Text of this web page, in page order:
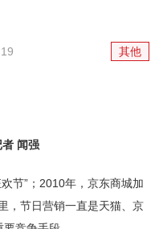
其他
闻强
节”；2010年，京东商城加
，节日营销一直是天猫、京